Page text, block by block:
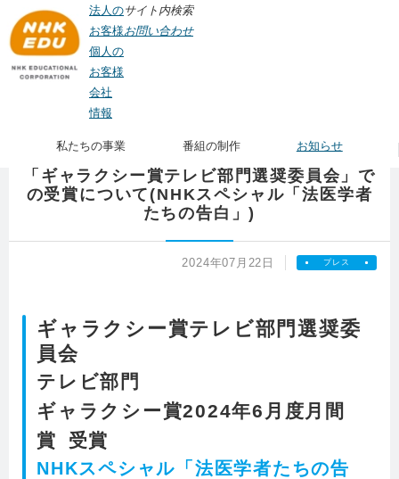
法人の
お客様
個人の
お客様
会社
情報
サイト内検索
お問い合わせ
私たちの事業 番組の制作 お知らせ
> 「ギャラクシー賞テレビ部門選奨委員会」での受賞について
(NHKスペシャル「法医学者たちの告白」)
「ギャラクシー賞テレビ部門選奨委員会」で
の受賞について(NHKスペシャル「法医学者
たちの告白」)
2024年07月22日 プレス
ギャラクシー賞テレビ部門選奨委
員会
テレビ部門
ギャラクシー賞2024年6月度月間
賞 受賞
NHKスペシャル「法医学者たちの告